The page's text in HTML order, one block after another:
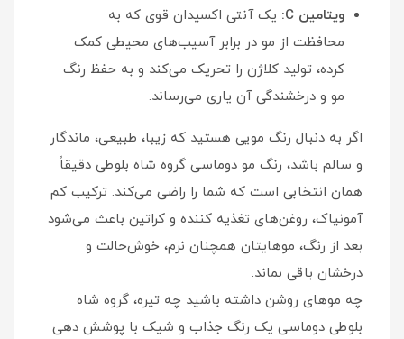
ویتامین C:
یک آنتی‌ اکسیدان قوی که به
محافظت از مو در برابر آسیب‌های محیطی کمک
کرده، تولید کلاژن را تحریک می‌کند و به حفظ رنگ
مو و درخشندگی آن یاری می‌رساند.
اگر به‌ دنبال رنگ مویی هستید که زیبا، طبیعی، ماندگار
و سالم باشد، رنگ مو دوماسی گروه شاه‌ بلوطی دقیقاً
همان انتخابی است که شما را راضی می‌کند. ترکیب کم‌
آمونیاک، روغن‌های تغذیه‌ کننده و کراتین باعث می‌شود
بعد از رنگ، موهایتان همچنان نرم، خوش‌حالت و
درخشان باقی بماند.
چه موهای روشن داشته باشید چه تیره، گروه شاه‌
بلوطی دوماسی یک رنگ جذاب و شیک با پوشش‌ دهی